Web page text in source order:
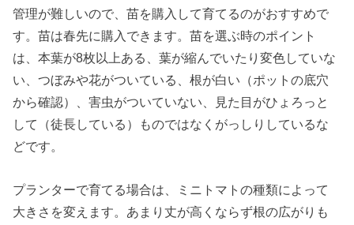
管理が難しいので、苗を購入して育てるのがおすすめで
す。苗は春先に購入できます。苗を選ぶ時のポイント
は、本葉が8枚以上ある、葉が縮んでいたり変色していな
い、つぼみや花がついている、根が白い（ポットの底穴
から確認）、害虫がついていない、見た目がひょろっと
して（徒長している）ものではなくがっしりしているな
どです。
プランターで育てる場合は、ミニトマトの種類によって
大きさを変えます。あまり丈が高くならず根の広がりも